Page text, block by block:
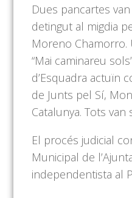
Dues pancartes
detingut al migdia
Moreno Chamorro.
“Mai caminareu
d’Esquadra actuïn
de Junts pel Sí,
Catalunya. Tots
El procés judicial
Municipal de
independentista al